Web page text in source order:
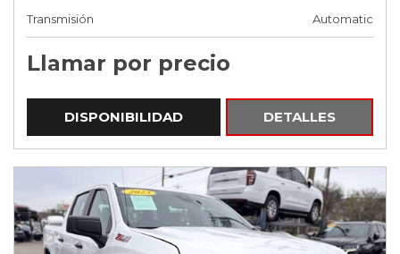
Transmisión
Automatic
Llamar por precio
DISPONIBILIDAD DETALLES